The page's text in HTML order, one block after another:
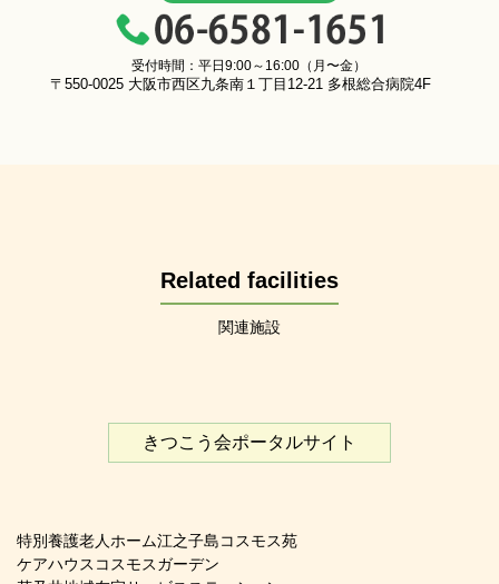
受付時間：平日9:00～16:00（月〜金）
〒550-0025 大阪市西区九条南１丁目12-21 多根総合病院4F
Related facilities
関連施設
きつこう会ポータルサイト
特別養護老人ホーム江之子島コスモス苑
ケアハウスコスモスガーデン